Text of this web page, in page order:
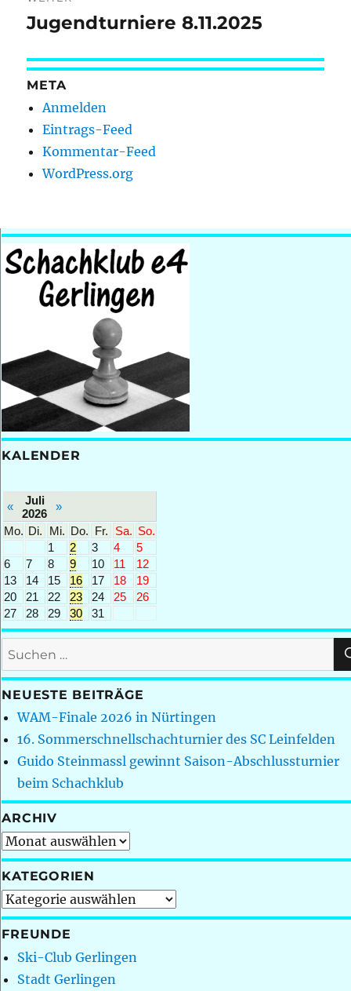
Nächster
Jugendturniere 8.11.2025
META
Anmelden
Eintrags-Feed
Kommentar-Feed
WordPress.org
KALENDER
«
Juli
2026
»
Mo. Di. Mi. Do. Fr. Sa. So.
1
2 3 4
5
6
7 8 9 10 11
12
13
14 15 16 17 18
19
20
21 22 23 24 25
26
27
28 29 30 31
Suchen
nach:
NEUESTE BEITRÄGE
WAM-Finale 2026 in Nürtingen
16. Sommerschnellschachturnier des SC Leinfelden
Guido Steinmassl gewinnt Saison-Abschlussturnier
beim Schachklub
ARCHIV
Archiv
KATEGORIEN
Kategorien
FREUNDE
Ski-Club Gerlingen
Stadt Gerlingen